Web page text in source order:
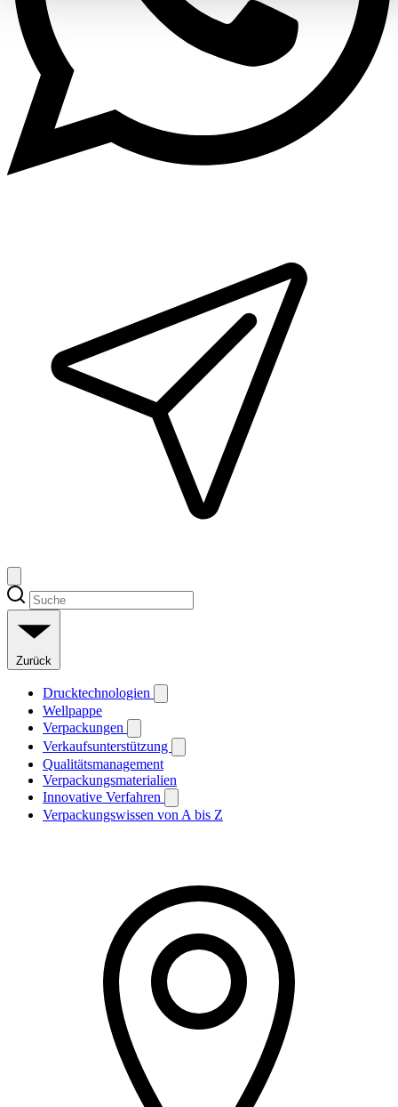
Zurück
Drucktechnologien
Wellpappe
Verpackungen
Verkaufsunterstützung
Qualitätsmanagement
Verpackungsmaterialien
Innovative Verfahren
Verpackungswissen von A bis Z